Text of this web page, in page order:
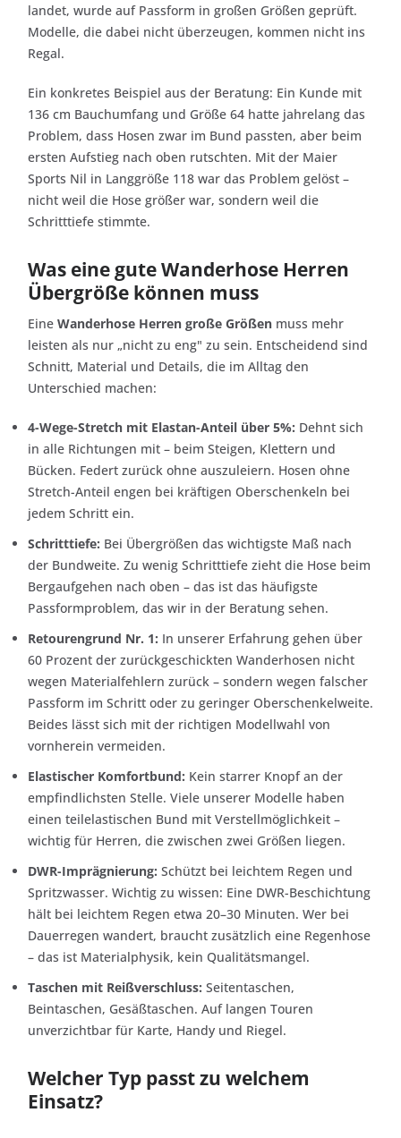
landet, wurde auf Passform in großen Größen geprüft.
Modelle, die dabei nicht überzeugen, kommen nicht ins
Regal.
Ein konkretes Beispiel aus der Beratung: Ein Kunde mit
136 cm Bauchumfang und Größe 64 hatte jahrelang das
Problem, dass Hosen zwar im Bund passten, aber beim
ersten Aufstieg nach oben rutschten. Mit der Maier
Sports Nil in Langgröße 118 war das Problem gelöst –
nicht weil die Hose größer war, sondern weil die
Schritttiefe stimmte.
Was eine gute Wanderhose Herren
Übergröße können muss
Eine Wanderhose Herren große Größen muss mehr
leisten als nur „nicht zu eng" zu sein. Entscheidend sind
Schnitt, Material und Details, die im Alltag den
Unterschied machen:
4-Wege-Stretch mit Elastan-Anteil über 5%: Dehnt sich
in alle Richtungen mit – beim Steigen, Klettern und
Bücken. Federt zurück ohne auszuleiern. Hosen ohne
Stretch-Anteil engen bei kräftigen Oberschenkeln bei
jedem Schritt ein.
Schritttiefe: Bei Übergrößen das wichtigste Maß nach
der Bundweite. Zu wenig Schritttiefe zieht die Hose beim
Bergaufgehen nach oben – das ist das häufigste
Passformproblem, das wir in der Beratung sehen.
Retourengrund Nr. 1: In unserer Erfahrung gehen über
60 Prozent der zurückgeschickten Wanderhosen nicht
wegen Materialfehlern zurück – sondern wegen falscher
Passform im Schritt oder zu geringer Oberschenkelweite.
Beides lässt sich mit der richtigen Modellwahl von
vornherein vermeiden.
Elastischer Komfortbund: Kein starrer Knopf an der
empfindlichsten Stelle. Viele unserer Modelle haben
einen teilelastischen Bund mit Verstellmöglichkeit –
wichtig für Herren, die zwischen zwei Größen liegen.
DWR-Imprägnierung: Schützt bei leichtem Regen und
Spritzwasser. Wichtig zu wissen: Eine DWR-Beschichtung
hält bei leichtem Regen etwa 20–30 Minuten. Wer bei
Dauerregen wandert, braucht zusätzlich eine Regenhose
– das ist Materialphysik, kein Qualitätsmangel.
Taschen mit Reißverschluss: Seitentaschen,
Beintaschen, Gesäßtaschen. Auf langen Touren
unverzichtbar für Karte, Handy und Riegel.
Welcher Typ passt zu welchem
Einsatz?